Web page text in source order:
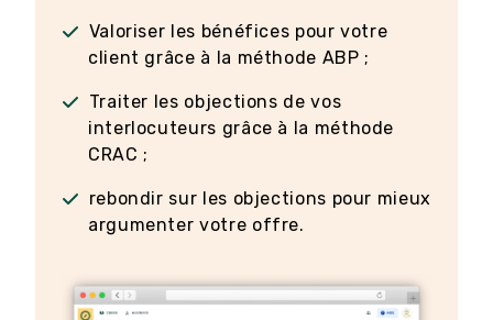
Valoriser les bénéfices pour votre
client grâce à la méthode ABP ;
Traiter les objections de vos
interlocuteurs grâce à la méthode
CRAC ;
rebondir sur les objections pour mieux
argumenter votre offre.